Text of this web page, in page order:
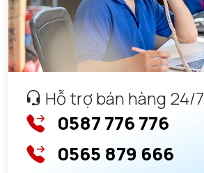
Hỗ trợ bán hàng 24/7
0587 776 776
0565 879 666